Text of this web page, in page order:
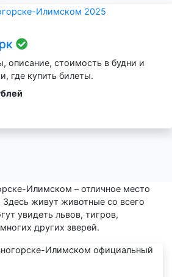
описание, стоимость в будни и
где купить билеты.
Илимском – отличное место
Здесь живут животные со всего
увидеть львов, тигров,
других зверей.